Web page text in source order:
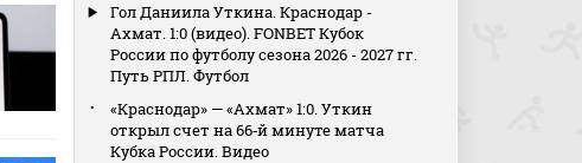
Гол Даниила Уткина. Краснодар -
Ахмат. 1:0 (видео). FONBET Кубок
России по футболу сезона 2026 - 2027 гг.
Путь РПЛ. Футбол
«Краснодар» — «Ахмат» 1:0. Уткин
открыл счет на 66‑й минуте матча
Кубка России. Видео